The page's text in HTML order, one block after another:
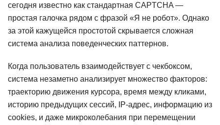
сегодня известно как стандартная CAPTCHA —
простая галочка рядом с фразой «Я не робот». Однако
за этой кажущейся простотой скрывается сложная
система анализа поведенческих паттернов.
Когда пользователь взаимодействует с чекбоксом,
система незаметно анализирует множество факторов:
траекторию движения курсора, время между кликами,
историю предыдущих сессий, IP-адрес, информацию из
cookies, и даже микроколебания при перемещении